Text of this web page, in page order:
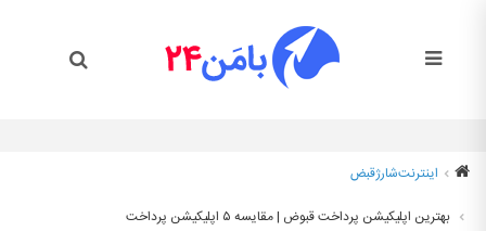
اینترنتشارژقبض
بهترین اپلیکیشن پرداخت قبوض | مقایسه ۵ اپلیکیشن پرداخت